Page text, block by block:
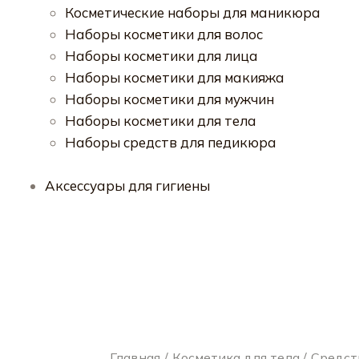
Косметические наборы для маникюра
Наборы косметики для волос
Наборы косметики для лица
Наборы косметики для макияжа
Наборы косметики для мужчин
Наборы косметики для тела
Наборы средств для педикюра
Аксессуары для гигиены